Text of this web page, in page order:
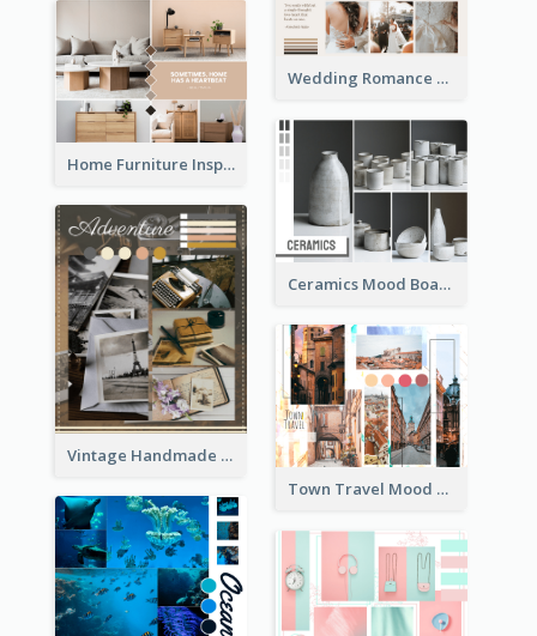
Wedding Romance Mood Board
Home Furniture Inspiration Mood Board
Ceramics Mood Board
Vintage Handmade Mood Board
Town Travel Mood Board